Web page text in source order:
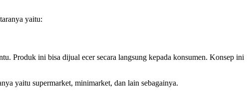
yaitu:
Produk ini bisa dijual ecer secara langsung kepada konsumen. Konsep ini
yaitu supermarket, minimarket, dan lain sebagainya.